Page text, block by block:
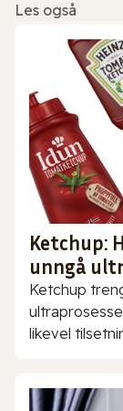
Les også
Ketchup:
unngå
Ketchup
likevel